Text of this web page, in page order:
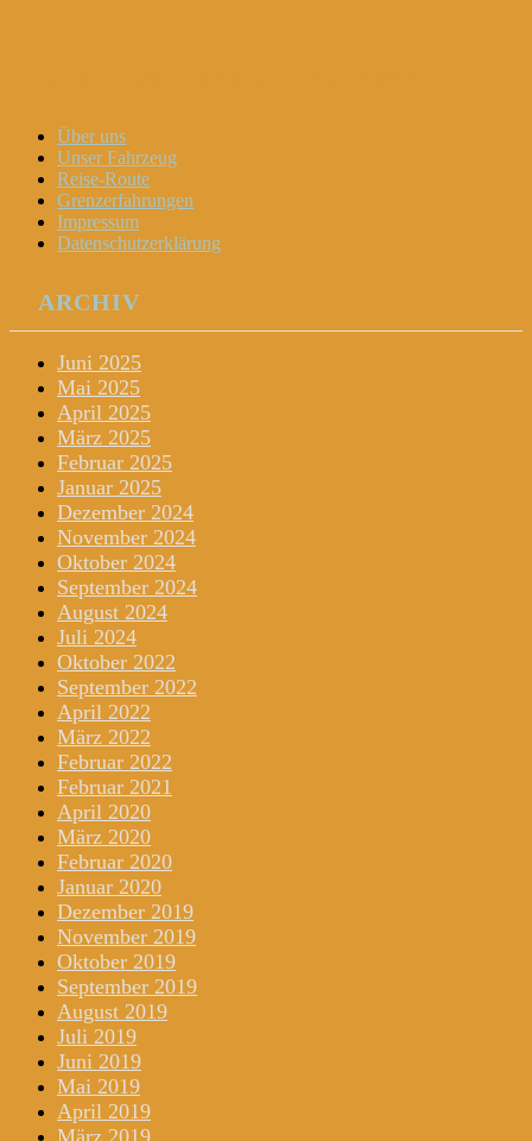
Menu
Widgets
Search
Skip
content
Über uns
Unser Fahrzeug
Reise-Route
Grenzerfahrungen
Impressum
Datenschutzerklärung
ARCHIV
Juni 2025
Mai 2025
April 2025
März 2025
Februar 2025
Januar 2025
Dezember 2024
November 2024
Oktober 2024
September 2024
August 2024
Juli 2024
Oktober 2022
September 2022
April 2022
März 2022
Februar 2022
Februar 2021
April 2020
März 2020
Februar 2020
Januar 2020
Dezember 2019
November 2019
Oktober 2019
September 2019
August 2019
Juli 2019
Juni 2019
Mai 2019
April 2019
März 2019